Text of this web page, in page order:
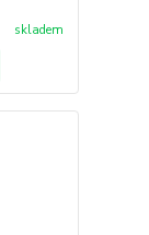
skladem